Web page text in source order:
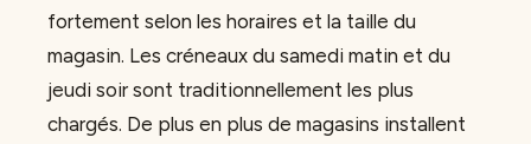
fortement selon les horaires et la taille du
magasin. Les créneaux du samedi matin et du
jeudi soir sont traditionnellement les plus
chargés. De plus en plus de magasins installent